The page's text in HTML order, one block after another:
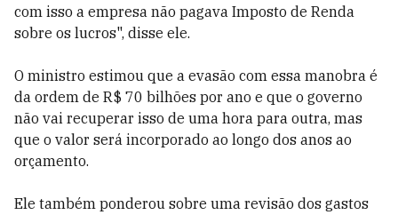
com isso a empresa não pagava Imposto de Renda
sobre os lucros", disse ele.
O ministro estimou que a evasão com essa manobra é
da ordem de R$ 70 bilhões por ano e que o governo
não vai recuperar isso de uma hora para outra, mas
que o valor será incorporado ao longo dos anos ao
orçamento.
Ele também ponderou sobre uma revisão dos gastos